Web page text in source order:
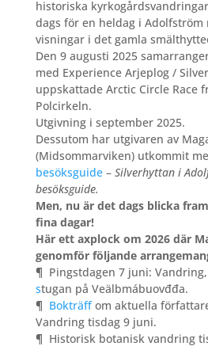
historiska
dags för en heldag i Adolfström
visningar i det gamla
Den 9 augusti 2025
med Experience Arjeplog /
uppskattade Arctic Circle Race
Polcirkeln.
Utgivning i september 2025.
Dessutom har utgivaren av
(Midsommarviken) utkommit
besöksguide– Silverhyttan i
besöksguide.
Men, nu är det dags blicka
fina dagar!
Här ett axplock om 2026 där
genomför följande
¶ Pingstdagen 7 juni:
stugan på Veälbmábuovđđa.
¶ Bokträffom aktuella
Vandring tisdag 9 juni.
¶ Historisk botanisk vandring